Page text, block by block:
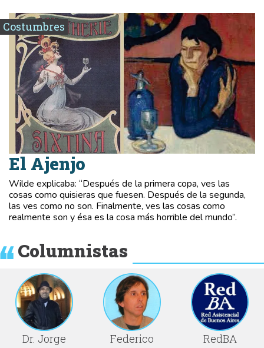
Costumbres
El Ajenjo
Wilde explicaba: “Después de la primera copa, ves las
cosas como quisieras que fuesen. Después de la segunda,
las ves como no son. Finalmente, ves las cosas como
realmente son y ésa es la cosa más horrible del mundo”.
Columnistas
Dr. Jorge
Federico
RedBA